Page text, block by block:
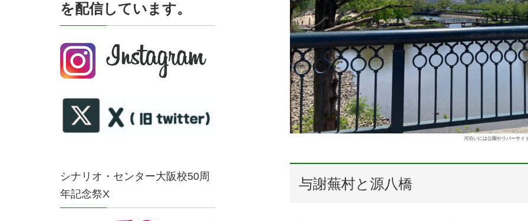
川沿いには公園やリバーサイ
与謝蕪村と源八橋
を配信しています。
シナリオ・センター大阪校50周
年記念祭X